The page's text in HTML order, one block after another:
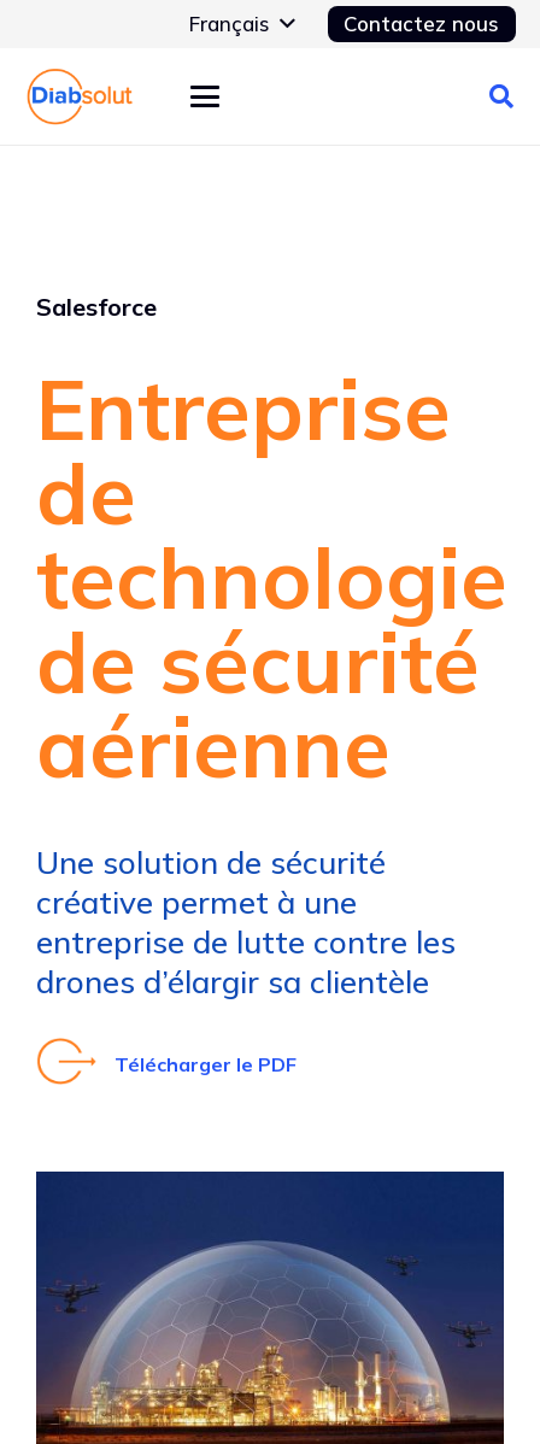
Français Contactez nous
Salesforce
Entreprise
de
technologie
de sécurité
aérienne
Une solution de sécurité
créative permet à une
entreprise de lutte contre les
drones d’élargir sa clientèle
Télécharger le PDF